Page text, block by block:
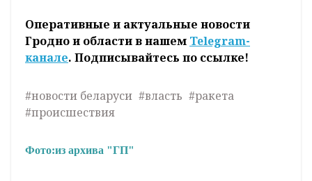
Оперативные и актуальные новости
Гродно и области в нашем Telegram-
канале. Подписывайтесь по ссылке!
#новости беларуси #власть #ракета
#происшествия
Фото:из архива "ГП"